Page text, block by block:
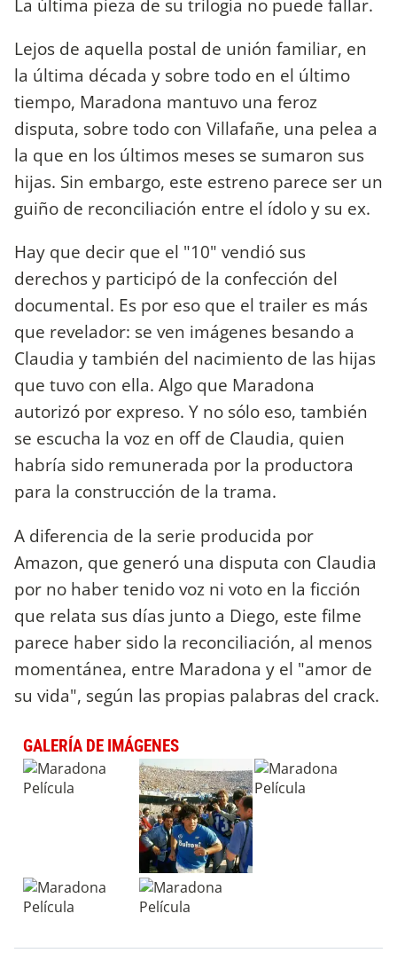
La última pieza de su trilogía no puede fallar.
Lejos de aquella postal de unión familiar, en
la última década y sobre todo en el último
tiempo, Maradona mantuvo una feroz
disputa, sobre todo con Villafañe, una pelea a
la que en los últimos meses se sumaron sus
hijas. Sin embargo, este estreno parece ser un
guiño de reconciliación entre el ídolo y su ex.
Hay que decir que el "10" vendió sus
derechos y participó de la confección del
documental. Es por eso que el trailer es más
que revelador: se ven imágenes besando a
Claudia y también del nacimiento de las hijas
que tuvo con ella. Algo que Maradona
autorizó por expreso. Y no sólo eso, también
se escucha la voz en off de Claudia, quien
habría sido remunerada por la productora
para la construcción de la trama.
A diferencia de la serie producida por
Amazon, que generó una disputa con Claudia
por no haber tenido voz ni voto en la ficción
que relata sus días junto a Diego, este filme
parece haber sido la reconciliación, al menos
momentánea, entre Maradona y el "amor de
su vida", según las propias palabras del crack.
GALERÍA DE IMÁGENES